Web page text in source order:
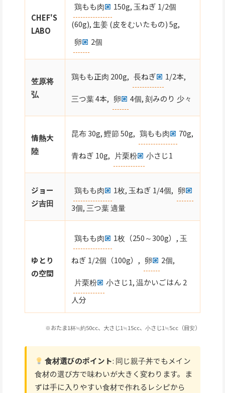
CHEF'S
LABO
鶏もも肉
150g, 玉ねぎ 1/2個
(60g), 生姜 (皮をむいたもの) 5g,
卵
2個
笠原将
弘
鶏もも正肉 200g, 長ねぎ 1/2本,
三つ葉 4本, 卵 4個, 刻みのり 少々
情熱大
陸
昆布 30g, 鰹節 50g, 鶏もも肉 70g,
青ねぎ 10g, 片栗粉 小さじ1
ジョー
ジ吉田
鶏もも肉 1枚, 玉ねぎ 1/4個, 卵
3個, 三つ葉 適量
ゆとり
の空間
鶏もも肉 1枚（250～300g）, 玉
ねぎ 1/2個（100g）, 卵 2個,
片栗粉
小さじ1, 温かいごはん 2
人分
※おたま1杯≒約50cc、大さじ1≒15cc、小さじ1≒5cc（目安）
食材選びのポイント: 同じ親子丼でもメイン
食材の選び方で味わいが大きく変わります。ま
ずは手に入りやすい食材で作れるレシピから